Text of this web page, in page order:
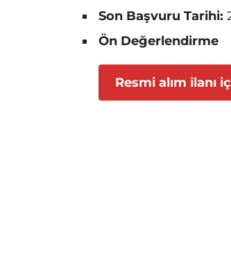
Son Başvuru Tarihi:
Ön Değerlendirme
Resmi alım ilanı